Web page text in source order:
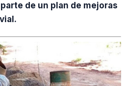
de un plan de mejoras